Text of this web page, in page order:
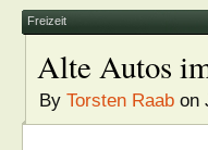
Freizeit
Alte Autos
By Torsten Raab on